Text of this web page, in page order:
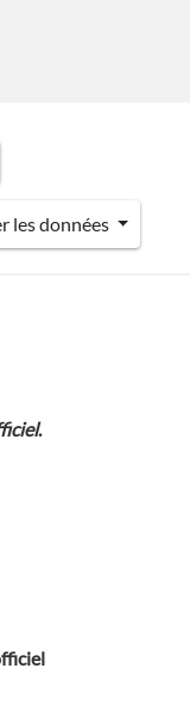
les données
.